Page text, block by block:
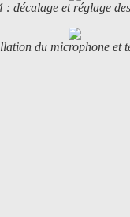
: décalage et réglage
du microphone et